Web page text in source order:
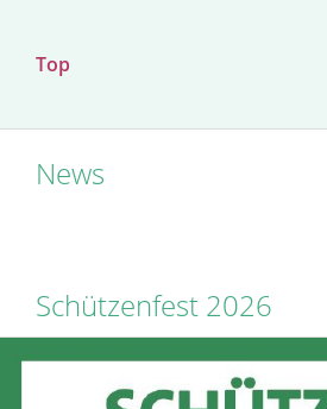
Top
News
Schützenfest 2026